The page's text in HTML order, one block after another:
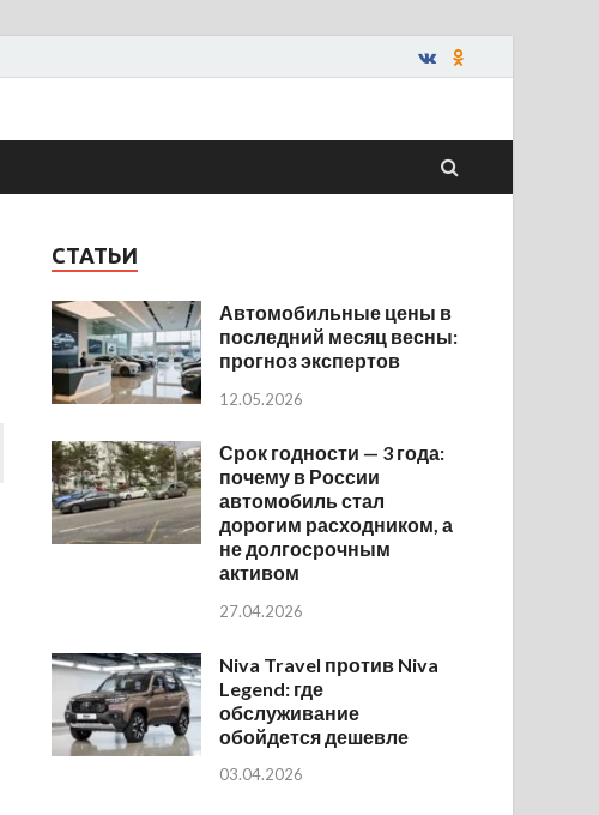
СТАТЬИ
Автомобильные цены в
последний месяц весны:
прогноз экспертов
12.05.2026
Срок годности — 3 года:
почему в России
автомобиль стал
дорогим расходником, а
не долгосрочным
активом
27.04.2026
Niva Travel против Niva
Legend: где
обслуживание
обойдется дешевле
03.04.2026